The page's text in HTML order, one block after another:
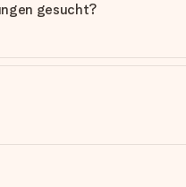
gesucht?